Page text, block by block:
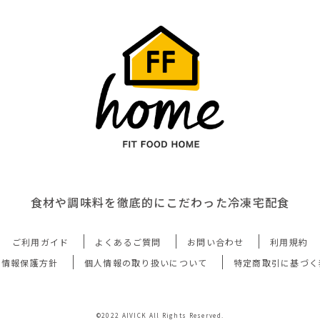
食材や調味料を徹底的にこだわった冷凍宅配食
ご利用ガイド よくあるご質問 お問い合わせ
利用規約
報保護方針
個人情報の取り扱いについて 特定商取引に基づ
©2022 AIVICK All Rights Reserved.